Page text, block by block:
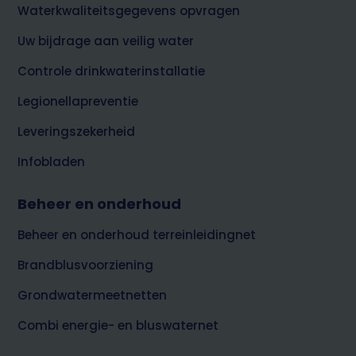
Waterkwaliteitsgegevens opvragen
Uw bijdrage aan veilig water
Controle drinkwaterinstallatie
Legionellapreventie
Leveringszekerheid
Infobladen
Beheer en onderhoud
Beheer en onderhoud terreinleidingnet
Brandblusvoorziening
Grondwatermeetnetten
Combi energie- en bluswaternet